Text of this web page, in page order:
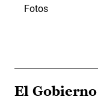
Fotos
El